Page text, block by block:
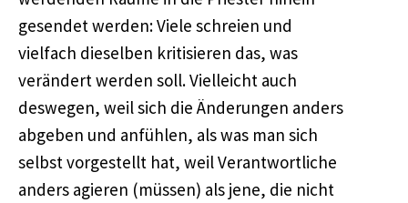
gesendet werden: Viele schreien und
vielfach dieselben kritisieren das, was
verändert werden soll. Vielleicht auch
deswegen, weil sich die Änderungen anders
abgeben und anfühlen, als was man sich
selbst vorgestellt hat, weil Verantwortliche
anders agieren (müssen) als jene, die nicht